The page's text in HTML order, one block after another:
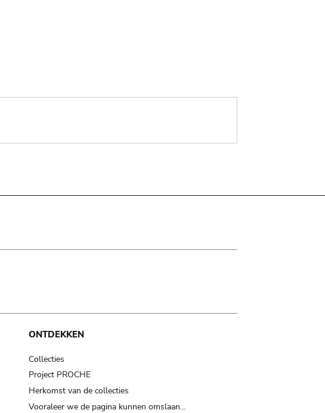
ONTDEKKEN
Collecties
Project PROCHE
Herkomst van de collecties
Vooraleer we de pagina kunnen omslaan…